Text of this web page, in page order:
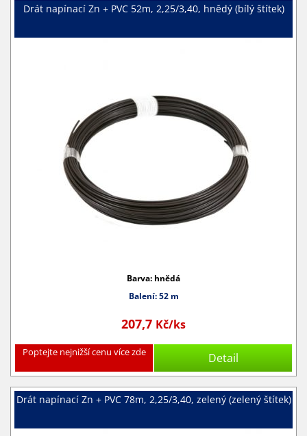
Drát napínací Zn + PVC 52m, 2,25/3,40, hnědý (bílý štítek)
Barva: hnědá
Balení: 52 m
207,7 Kč/ks
Poptejte nejnižší cenu více zde Detail
Drát napínací Zn + PVC 78m, 2,25/3,40, zelený (zelený štítek)